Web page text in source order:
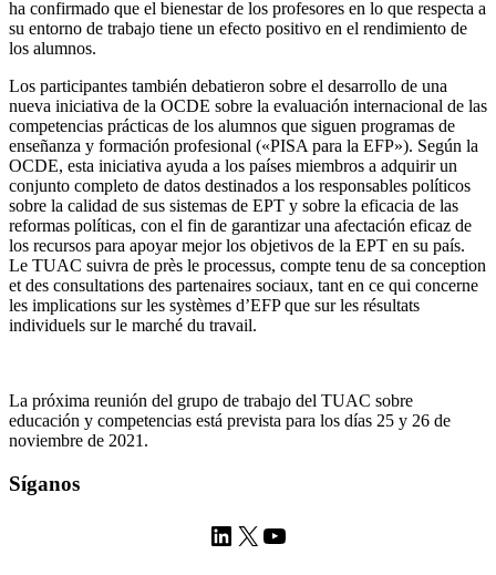
ha confirmado que el bienestar de los profesores en lo que respecta a
su entorno de trabajo tiene un efecto positivo en el rendimiento de
los alumnos.
Los participantes también debatieron sobre el desarrollo de una
nueva iniciativa de la OCDE sobre la evaluación internacional de las
competencias prácticas de los alumnos que siguen programas de
enseñanza y formación profesional («PISA para la EFP»). Según la
OCDE, esta iniciativa ayuda a los países miembros a adquirir un
conjunto completo de datos destinados a los responsables políticos
sobre la calidad de sus sistemas de EPT y sobre la eficacia de las
reformas políticas, con el fin de garantizar una afectación eficaz de
los recursos para apoyar mejor los objetivos de la EPT en su país.
Le TUAC suivra de près le processus, compte tenu de sa conception
et des consultations des partenaires sociaux, tant en ce qui concerne
les implications sur les systèmes d’EFP que sur les résultats
individuels sur le marché du travail.
La próxima reunión del grupo de trabajo del TUAC sobre
educación y competencias está prevista para los días 25 y 26 de
noviembre de 2021.
Síganos
LinkedIn
X YouTube